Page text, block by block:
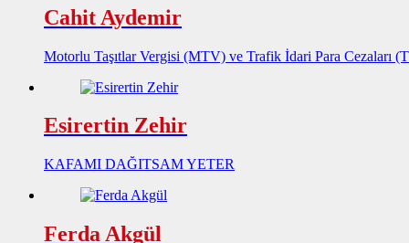
Cahit Aydemir
Motorlu Taşıtlar Vergisi (MTV) ve Trafik İdari Para Cezaları
Esirertin Zehir
KAFAMI DAĞITSAM YETER
Ferda Akgül